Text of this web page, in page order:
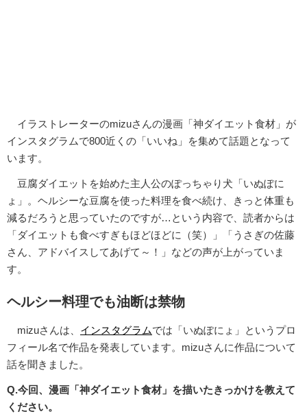
イラストレーターのmizuさんの漫画「神ダイエット食材」が
インスタグラムで800近くの「いいね」を集めて話題となって
います。
豆腐ダイエットを始めた主人公のぽっちゃり犬「いぬぽに
ょ」。ヘルシーな豆腐を使った料理を食べ続け、きっと体重も
減るだろうと思っていたのですが…という内容で、読者からは
「ダイエットも食べすぎもほどほどに（笑）」「うさぎの佐藤
さん、アドバイスしてあげて～！」などの声が上がっていま
す。
ヘルシー料理でも油断は禁物
mizuさんは、 インスタグラムでは「いぬぽにょ」というプロ
フィール名で作品を発表しています。mizuさんに作品について
話を聞きました。
Q.今回、漫画「神ダイエット食材」を描いたきっかけを教えて
ください。